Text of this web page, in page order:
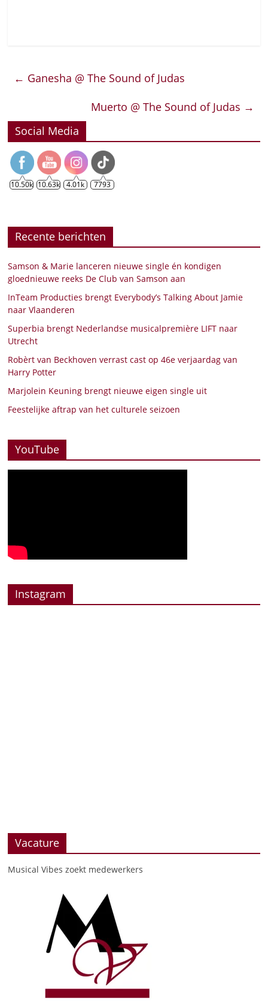
← Ganesha @ The Sound of Judas
Muerto @ The Sound of Judas →
Social Media
10.50k 10.63k 4.01k 7793
Recente berichten
Samson & Marie lanceren nieuwe single én kondigen
gloednieuwe reeks De Club van Samson aan
InTeam Producties brengt Everybody’s Talking About Jamie
naar Vlaanderen
Superbia brengt Nederlandse musicalpremière LIFT naar
Utrecht
Robèrt van Beckhoven verrast cast op 46e verjaardag van
Harry Potter
Marjolein Keuning brengt nieuwe eigen single uit
Feestelijke aftrap van het culturele seizoen
YouTube
Instagram
Vacature
Musical Vibes zoekt medewerkers